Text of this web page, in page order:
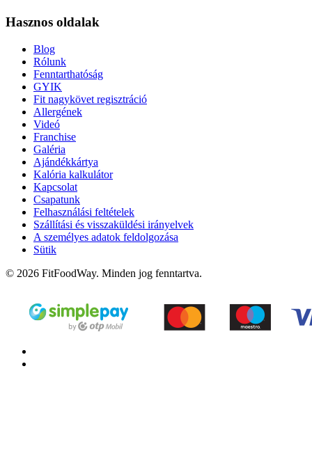
Hasznos oldalak
Blog
Rólunk
Fenntarthatóság
GYIK
Fit nagykövet regisztráció
Allergének
Videó
Franchise
Galéria
Ajándékkártya
Kalória kalkulátor
Kapcsolat
Csapatunk
Felhasználási feltételek
Szállítási és visszaküldési irányelvek
A személyes adatok feldolgozása
Sütik
© 2026 FitFoodWay. Minden jog fenntartva.